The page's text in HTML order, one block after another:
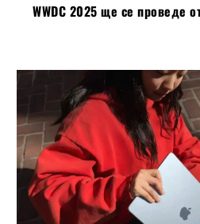
WWDC 2025 ще се проведе